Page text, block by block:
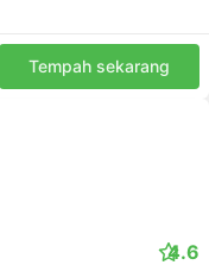
Tempah sekarang
4.6